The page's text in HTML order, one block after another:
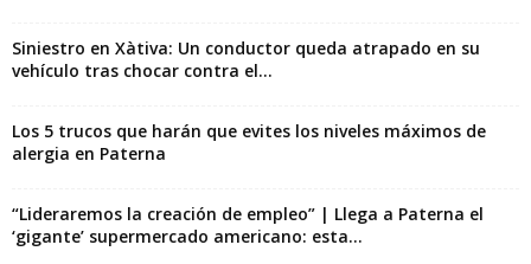
Siniestro en Xàtiva: Un conductor queda atrapado en su
vehículo tras chocar contra el...
Los 5 trucos que harán que evites los niveles máximos de
alergia en Paterna
“Lideraremos la creación de empleo” | Llega a Paterna el
‘gigante’ supermercado americano: esta...